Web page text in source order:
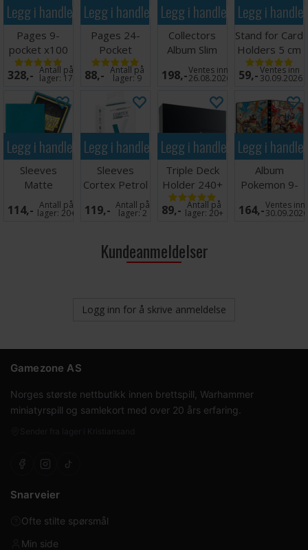
Legg i handlekurven
Pages 9-
pocket x100
Klar
328,- Antall på
lager: 17
Legg i handlekurven
Pages 24-
Pocket
QuadRow x10
Svart
88,- Antall på
lager:9
Legg i handlekurven
Collectors
Album Slim
Regular Svart
198,-Ventes inn
26.08.2026
Legg i
Stand for Card
Holders 5 cm
(5 stk)
59,-Ventes inn
30.09.2026
Legg i handlekurven
Sleeves
Matte
Turquoise
x100 66x91
114,- Antall på
lager: 20+
Legg i handlekurven
Sleeves
Cortex Petrol
MATTE x100
66x91
119,- Antall på
lager:2
Legg i handlekurven
Triple Deck
Holder 240+
Black
89,- Antall på
lager:20+
Legg i
Album
Pokemon 9-
Pocket Mega
Evolution
164,-Ventes inn
30.09.2026
Kundeanmeldelser
Logg inn for å skrive anmeldelse
Gamezone AS
Norges største nettbutikk innen brettspill, Warhammer
miniatyrspill og samlekort med over 20 års erfaring.
Snarveier
Ofte stilte spørsmål
Min side